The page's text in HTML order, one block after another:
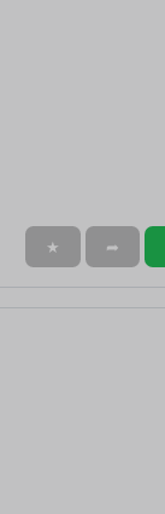
★ ➦